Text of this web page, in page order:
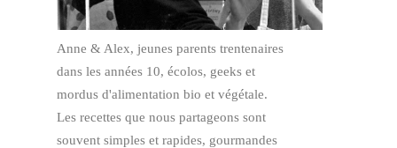
Anne & Alex, jeunes parents trentenaires
dans les années 10, écolos, geeks et
mordus d'alimentation bio et végétale.
Les recettes que nous partageons sont
souvent simples et rapides, gourmandes